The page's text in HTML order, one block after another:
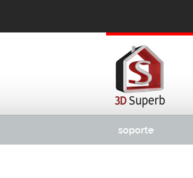
soporte